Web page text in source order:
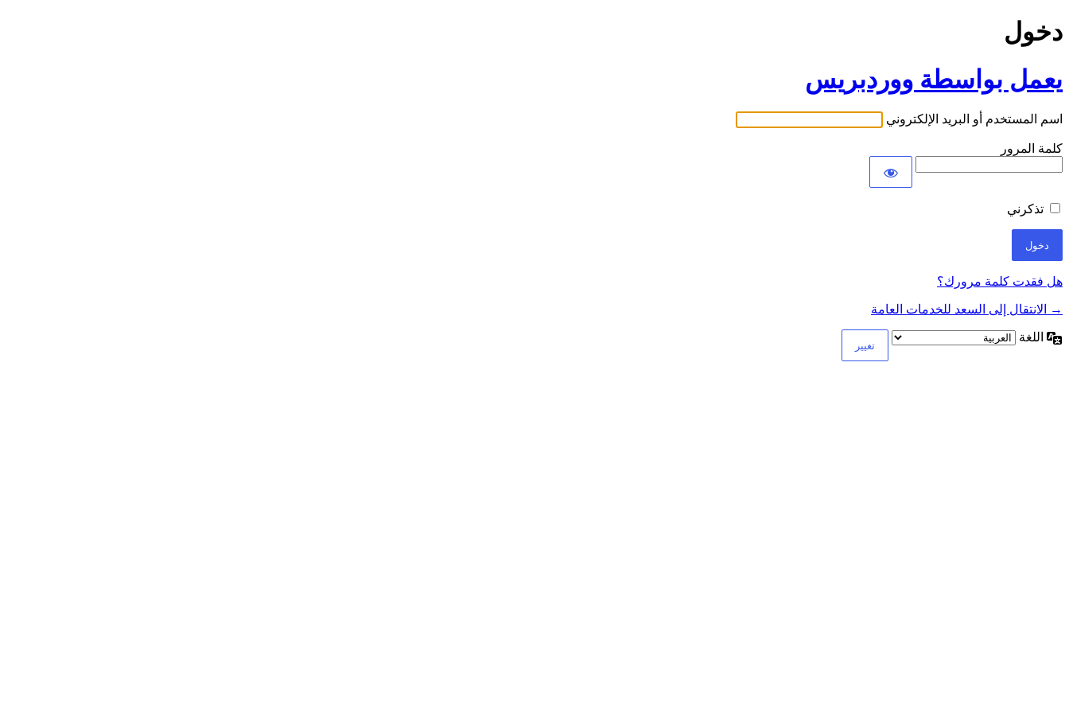
دخول
يعمل بواسطة ووردبريس
اسم المستخدم أو البريد الإلكتروني
كلمة المرور
تذكرني
هل فقدت كلمة مرورك؟
→ الانتقال إلى السعد للخدمات العامة
اللغة